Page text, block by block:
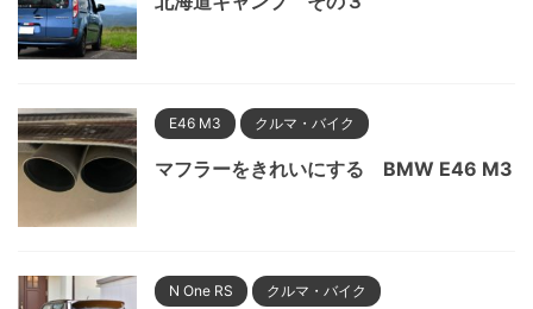
E46 M3 クルマ・バイク
マフラーをきれいにする BMW E46 M3
N One RS クルマ・バイク